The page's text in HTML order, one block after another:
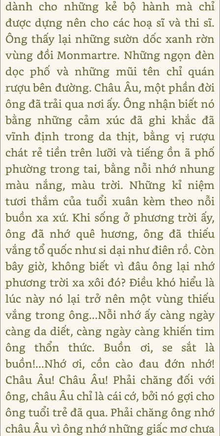
dành cho những kẻ bộ hành mà chỉ
được dựng nên cho các hoạ sĩ và thi sĩ.
Ông thấy lại những sườn dốc xanh rờn
vùng đồi Monmartre. Những ngọn đèn
dọc phố và những mũi tên chỉ quán
rượu bên đường. Châu Âu, một phần đời
ông đã trải qua nơi ấy. Ông nhận biết nó
bằng những cảm xúc đã ghi khắc đã
vĩnh định trong da thịt, bằng vị rượu
chát rẻ tiền trên lưỡi và tiếng ồn ã phố
phường trong tai, bằng nỗi nhớ nhung
màu nắng, màu trời. Những kỉ niệm
tươi thắm của tuổi xuân kèm theo nỗi
buồn xa xứ. Khi sống ở phương trời ấy,
ông đã nhớ quê hương, ông đã thiếu
vắng tổ quốc như si dại như điên rồ. Còn
bây giờ, không biết vì đâu ông lại nhớ
phương trời xa xôi đó? Điều khó hiểu là
lúc này nó lại trở nên một vùng thiếu
vắng trong ông...Nỗi nhớ ấy càng ngày
càng da diết, càng ngày càng khiến tim
ông thổn thức. Buồn ơi, se sắt là
buồn!...Nhớ ơi, cồn cào đau đớn nhớ!
Châu Âu! Châu Âu! Phải chăng đối với
ông, châu Âu chỉ là cái cớ, bởi nó gợi cho
ông tuổi trẻ đã qua. Phải chăng ông nhớ
châu Âu vì ông nhớ những giấc mơ chưa